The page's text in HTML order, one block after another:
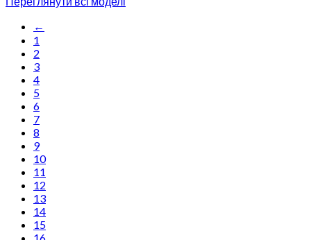
←
1
2
3
4
5
6
7
8
9
10
11
12
13
14
15